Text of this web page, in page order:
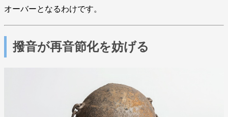
オーバーとなるわけです。
撥音が再音節化を妨げる